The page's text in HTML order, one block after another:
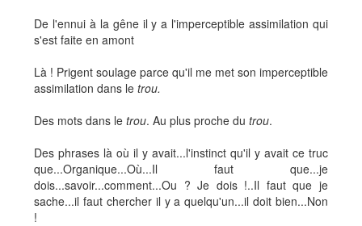
De l'ennui à la gêne il y a l'imperceptible assimilation qui
s'est faite en amont
Là ! Prigent soulage parce qu'il me met son imperceptible
assimilation dans le trou.
Des mots dans le trou. Au plus proche du trou.
Des phrases là où il y avait...l'instinct qu'il y avait ce truc
que...Organique...Où...Il faut que...je
dois...savoir...comment...Ou ? Je dois !..Il faut que je
sache...il faut chercher il y a quelqu'un...il doit bien...Non
!